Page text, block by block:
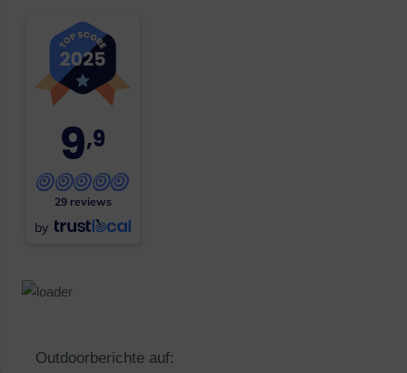
9,9
29 reviews
by
Outdoorberichte auf: